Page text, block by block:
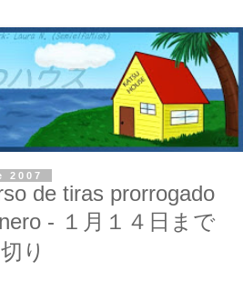
2007
de tiras prorrogado
- １月１４日まで
り